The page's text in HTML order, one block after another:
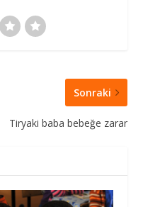
Sonraki
Tiryaki baba bebeğe zarar